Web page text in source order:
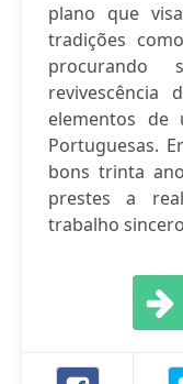
plano que
tradições
procurando
revivescência
elementos de
Portuguesas.
bons trinta
prestes a
trabalho